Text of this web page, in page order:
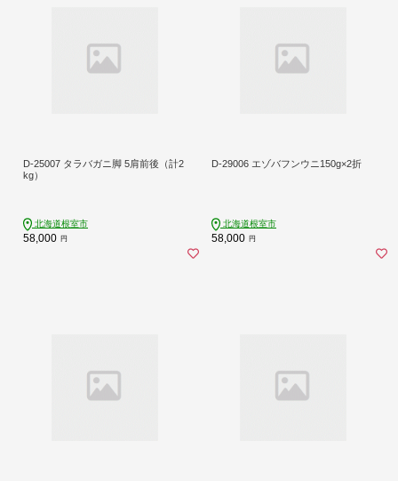
D-25007 タラバガニ脚 5肩前後（計2
kg）
北海道根室市
58,000 円
D-29006 エゾバフンウニ150g×2折
北海道根室市
58,000 円